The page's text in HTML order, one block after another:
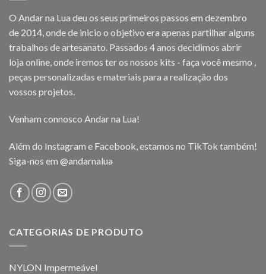
O Andar na Lua deu os seus primeiros passos em dezembro
de 2014, onde de inicio o objetivo era apenas partilhar alguns
trabalhos de artesanato. Passados 4 anos decidimos abrir
loja online, onde iremos ter os nossos kits - faça você mesmo ,
peças personalizadas e materiais para a realização dos
vossos projetos.
Venham connosco Andar na Lua!
Além do Instagram e Facebook, estamos no TikTok também!
Siga-nos em @andarnalua
CATEGORIAS DE PRODUTO
NYLON Impermeável